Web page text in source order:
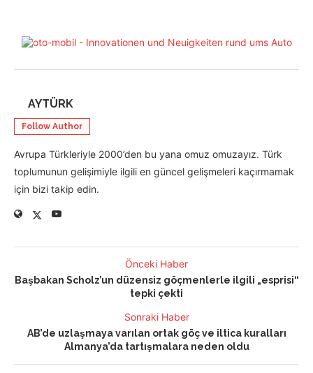
AYTÜRK
Follow Author
Avrupa Türkleriyle 2000’den bu yana omuz omuzayız. Türk
toplumunun gelişimiyle ilgili en güncel gelişmeleri kaçırmamak
için bizi takip edin.
Önceki Haber
Başbakan Scholz’un düzensiz göçmenlerle ilgili „esprisi“
tepki çekti
Sonraki Haber
AB’de uzlaşmaya varılan ortak göç ve iltica kuralları
Almanya’da tartışmalara neden oldu